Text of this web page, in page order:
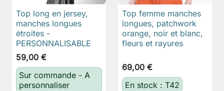
Top long en jersey,
manches longues
étroites -
PERSONNALISABLE
59,00 €
Sur commande - A
personnaliser
Top femme manches
longues, patchwork
orange, noir et blanc,
fleurs et rayures
69,00 €
En stock : T42